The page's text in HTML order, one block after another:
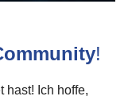
!
hast! Ich hoffe,